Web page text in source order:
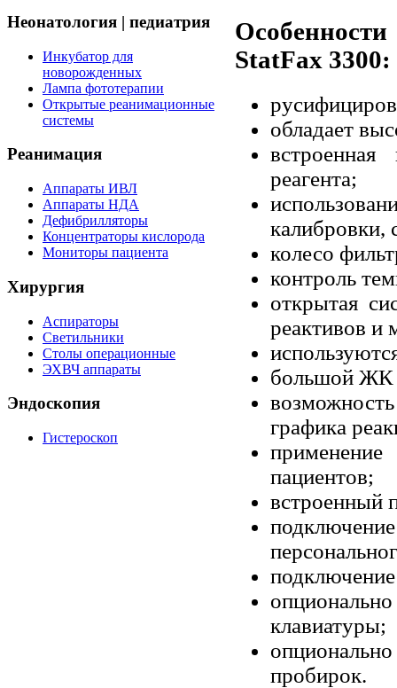
Неонатология | педиатрия
Инкубатор для
новорожденных
Лампа фототерапии
Открытые реанимационные
системы
Реанимация
Аппараты ИВЛ
Аппараты НДА
Дефибрилляторы
Концентраторы кислорода
Мониторы пациента
Хирургия
Аспираторы
Светильники
Столы операционные
ЭХВЧ аппараты
Эндоскопия
Гистероскоп
StatFax 3300:
обладает
реагента;
калибровки,
колесо
контроль
открытая
реактивов и
большой ЖК
графика
пациентов;
встроенный
клавиатуры;
пробирок.